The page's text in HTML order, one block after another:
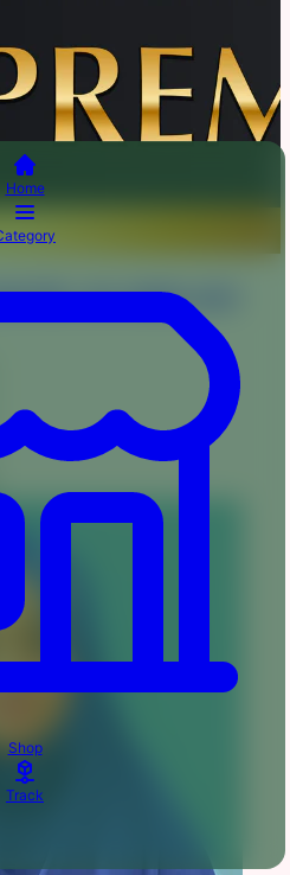
🥰 - SEA-GREEN- B011
Home
Shop
Track